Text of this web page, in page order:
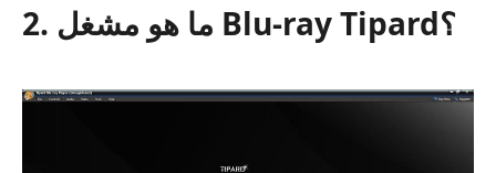
2. ما هو مشغل Blu-ray Tipard؟